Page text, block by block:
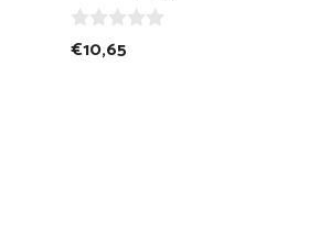
0
o
€10,65